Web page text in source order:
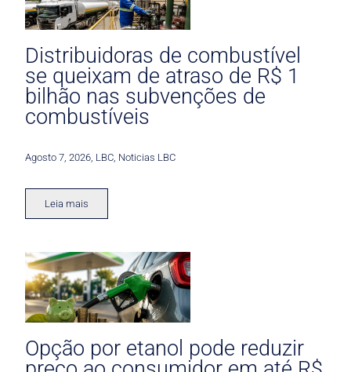
Distribuidoras de combustível
se queixam de atraso de R$ 1
bilhão nas subvenções de
combustíveis
Agosto 7, 2026 LBC Noticias LBC
Leia mais
Opção por etanol pode reduzir